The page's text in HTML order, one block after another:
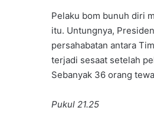
Pelaku bom bunuh diri
itu. Untungnya,
persahabatan antara
terjadi sesaat setelah
Sebanyak 36 orang
Pukul 21.25